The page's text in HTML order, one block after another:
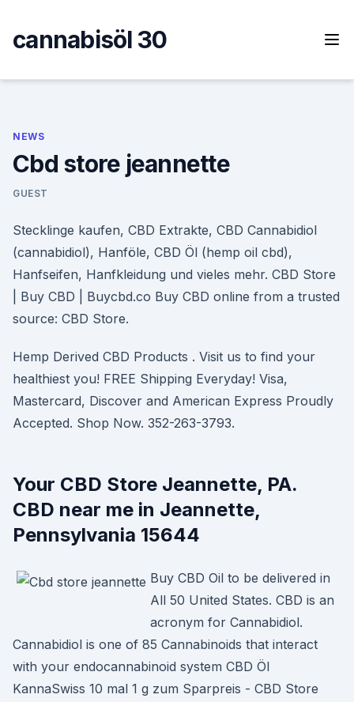
content
cannabisöl 30
NEWS
Cbd store jeannette
GUEST
Stecklinge kaufen, CBD Extrakte, CBD Cannabidiol
(cannabidiol), Hanföle, CBD Öl (hemp oil cbd),
Hanfseifen, Hanfkleidung und vieles mehr. CBD Store
| Buy CBD | Buycbd.co Buy CBD online from a trusted
source: CBD Store.
Hemp Derived CBD Products . Visit us to find your
healthiest you! FREE Shipping Everyday! Visa,
Mastercard, Discover and American Express Proudly
Accepted. Shop Now. 352-263-3793.
Your CBD Store Jeannette, PA.
CBD near me in Jeannette,
Pennsylvania 15644
Buy CBD Oil to be delivered in
All 50 United States. CBD is an
acronym for Cannabidiol.
Cannabidiol is one of 85 Cannabinoids that interact
with your endocannabinoid system CBD Öl
KannaSwiss 10 mal 1 g zum Sparpreis - CBD Store